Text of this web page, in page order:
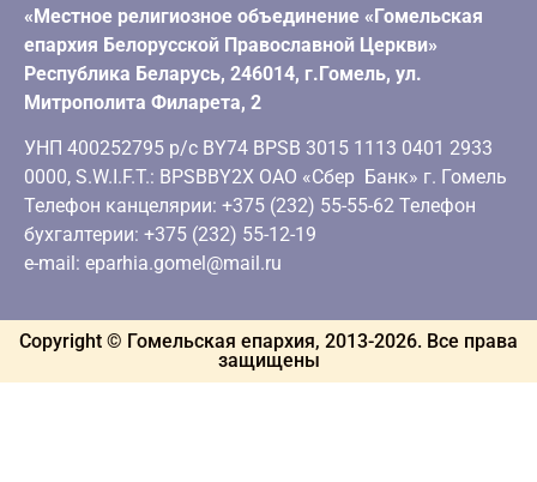
«Местное религиозное объединение «Гомельская
епархия Белорусской Православной Церкви»
Республика Беларусь, 246014, г.Гомель, ул.
Митрополита Филарета, 2
УНП 400252795 р/с BY74 BPSB 3015 1113 0401 2933
0000, S.W.I.F.T.: BPSBBY2X ОАО «Сбер Банк» г. Гомель
Телефон канцелярии: +375 (232) 55-55-62 Телефон
бухгалтерии: +375 (232) 55-12-19
e-mail: eparhia.gomel@mail.ru
Copyright © Гомельская епархия, 2013-2026. Все права
защищены